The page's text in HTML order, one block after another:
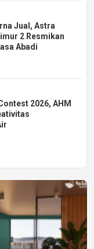
Jual, Astra
2 Resmikan
Abadi
2026, AHM